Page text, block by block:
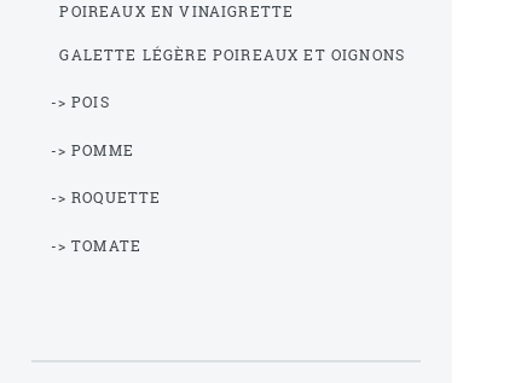
POIREAUX EN VINAIGRETTE
GALETTE LÉGÈRE POIREAUX ET OIGNONS
-> POIS
-> POMME
-> ROQUETTE
-> TOMATE